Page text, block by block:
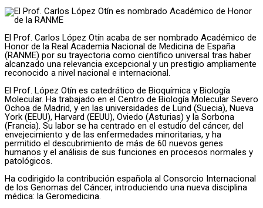
El Prof. Carlos López Otín acaba de ser nombrado Académico de
Honor de la Real Academia Nacional de Medicina de España
(RANME) por su trayectoria como científico universal tras haber
alcanzado una relevancia excepcional y un prestigio ampliamente
reconocido a nivel nacional e internacional.
El Prof. López Otín es catedrático de Bioquímica y Biología
Molecular. Ha trabajado en el Centro de Biología Molecular Severo
Ochoa de Madrid, y en las universidades de Lund (Suecia), Nueva
York (EEUU), Harvard (EEUU), Oviedo (Asturias) y la Sorbona
(Francia). Su labor se ha centrado en el estudio del cáncer, del
envejecimiento y de las enfermedades minoritarias, y ha
permitido el descubrimiento de más de 60 nuevos genes
humanos y el análisis de sus funciones en procesos normales y
patológicos.
Ha codirigido la contribución española al Consorcio Internacional
de los Genomas del Cáncer, introduciendo una nueva disciplina
médica: la Geromedicina.